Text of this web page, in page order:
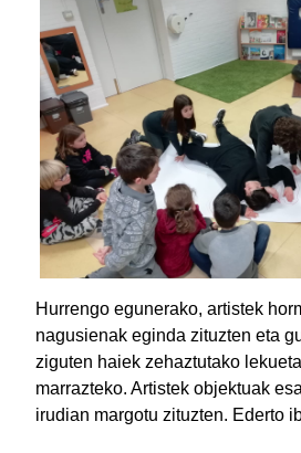
Hurrengo egunerako, artistek
nagusienak eginda zituzten eta
ziguten haiek zehaztutako
marrazteko. Artistek objektuak
irudian margotu zituzten. Ederto